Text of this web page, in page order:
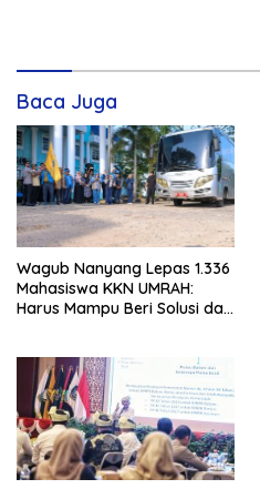
Baca Juga
Wagub Nanyang Lepas 1.336
Mahasiswa KKN UMRAH:
Harus Mampu Beri Solusi dan